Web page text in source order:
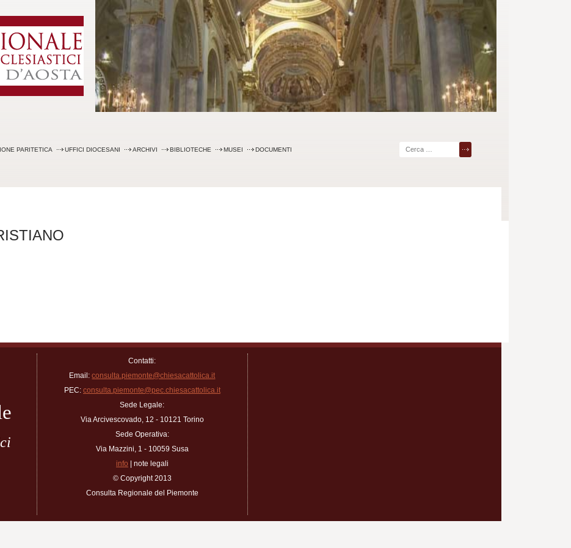
to
content
PARITETICA UFFICI DIOCESANI ARCHIVI BIBLIOTECHE MUSEI DOCUMENTI
Ricerca
Contatti:
Email:consulta.piemonte@chiesacattolica.it
PEC: consulta.piemonte@pec.chiesacattolica.it
Sede Legale:
Via Arcivescovado, 12 - 10121 Torino
Sede Operativa:
Via Mazzini, 1 - 10059 Susa
info | note legali
© Copyright 2013
Consulta Regionale del Piemonte